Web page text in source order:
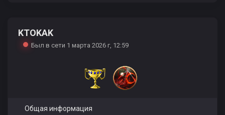
KTOKAK
Был в сети 1 марта 2026 г, 12:59
Общая информация